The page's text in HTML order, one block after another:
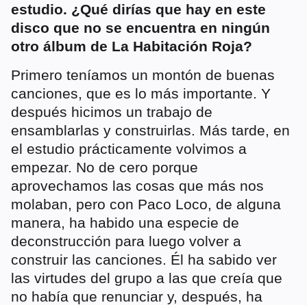
estudio. ¿Qué dirías que hay en este
disco que no se encuentra en ningún
otro álbum de La Habitación Roja?
Primero teníamos un montón de buenas
canciones, que es lo más importante. Y
después hicimos un trabajo de
ensamblarlas y construirlas. Más tarde, en
el estudio prácticamente volvimos a
empezar. No de cero porque
aprovechamos las cosas que más nos
molaban, pero con Paco Loco, de alguna
manera, ha habido una especie de
deconstrucción para luego volver a
construir las canciones. Él ha sabido ver
las virtudes del grupo a las que creía que
no había que renunciar y, después, ha